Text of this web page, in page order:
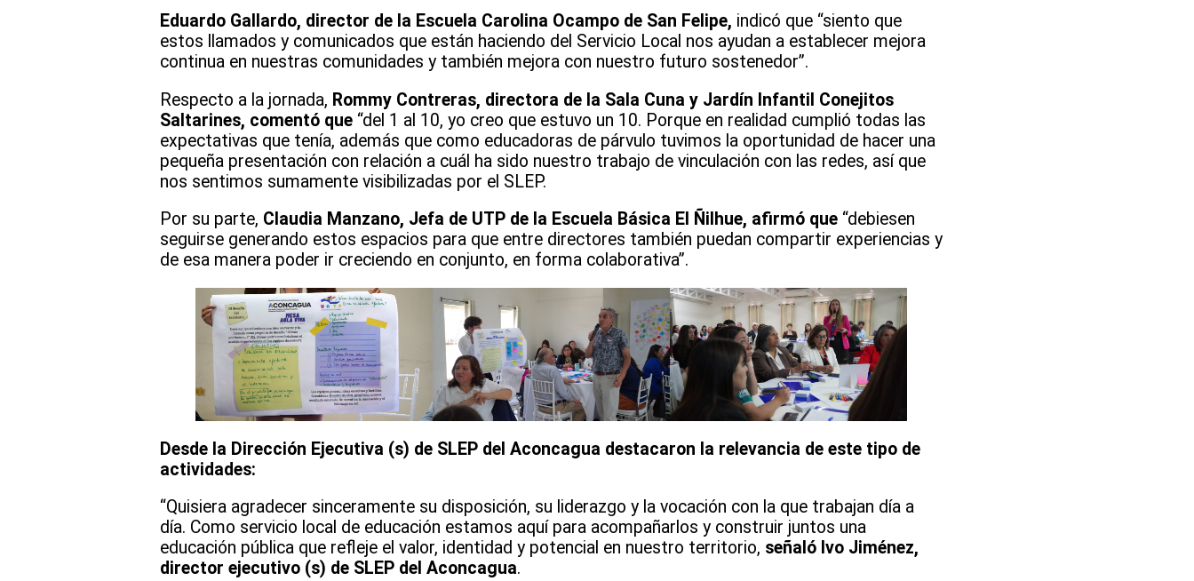
Eduardo Gallardo, director de la Escuela Carolina Ocampo de San Felipe, indicó que “siento que
estos llamados y comunicados que están haciendo del Servicio Local nos ayudan a establecer mejora
continua en nuestras comunidades y también mejora con nuestro futuro sostenedor”.
Respecto a la jornada, Rommy Contreras, directora de la Sala Cuna y Jardín Infantil Conejitos
Saltarines, comentó que “del 1 al 10, yo creo que estuvo un 10. Porque en realidad cumplió todas las
expectativas que tenía, además que como educadoras de párvulo tuvimos la oportunidad de hacer una
pequeña presentación con relación a cuál ha sido nuestro trabajo de vinculación con las redes, así que
nos sentimos sumamente visibilizadas por el SLEP.
Por su parte, Claudia Manzano, Jefa de UTP de la Escuela Básica El Ñilhue, afirmó que“debiesen
seguirse generando estos espacios para que entre directores también puedan compartir experiencias y
de esa manera poder ir creciendo en conjunto, en forma colaborativa”.
Desde la Dirección Ejecutiva (s) de SLEP del Aconcagua destacaron la relevancia de este tipo de
actividades:
“Quisiera agradecer sinceramente su disposición, su liderazgo y la vocación con la que trabajan día a
día. Como servicio local de educación estamos aquí para acompañarlos y construir juntos una
educación pública que refleje el valor, identidad y potencial en nuestro territorio, señaló Ivo Jiménez,
director ejecutivo (s) de SLEP del Aconcagua.